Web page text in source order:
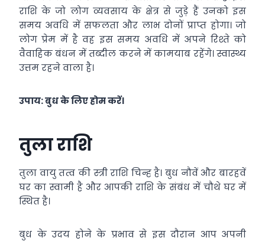
राशि के जो लोग व्यवसाय के क्षेत्र से जुड़े हैं उनको इस
समय अवधि में सफलता और लाभ दोनों प्राप्त होगा। जो
लोग प्रेम में है वह इस समय अवधि में अपने रिश्ते को
वैवाहिक बंधन में तब्दील करने में कामयाब रहेंगे। स्वास्थ्य
उत्तम रहने वाला है।
उपाय: बुध के लिए होम करें।
तुला राशि
तुला वायु तत्व की स्त्री राशि चिन्ह है। बुध नौवें और बारहवें
घर का स्वामी है और आपकी राशि के संबंध में चौथे घर में
स्थित है।
बुध के उदय होने के प्रभाव से इस दौरान आप अपनी